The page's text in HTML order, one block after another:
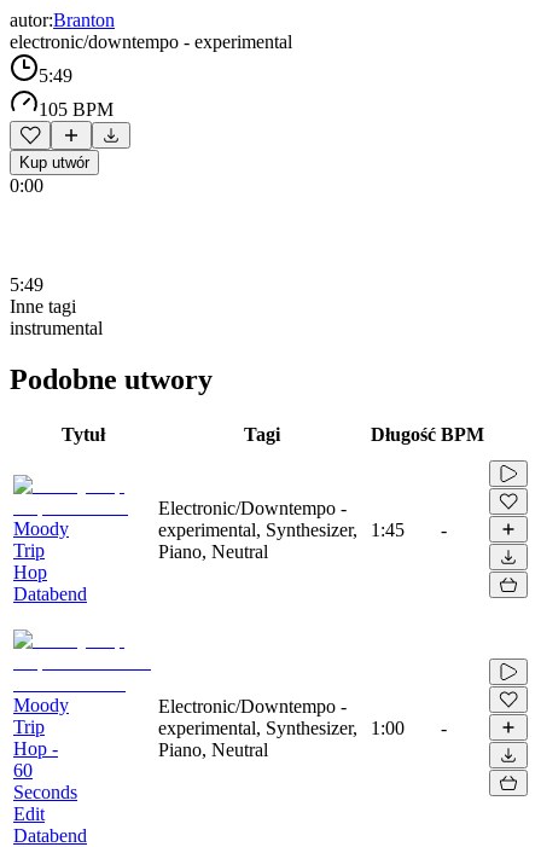
autor:Branton
electronic/downtempo - experimental
5:49
105 BPM
Kup utwór
0:00
5:49
Inne tagi
instrumental
Podobne utwory
Tytuł Tagi Długość BPM
Moody
Trip
Hop
Databend
Electronic/Downtempo -
experimental, Synthesizer,
Piano, Neutral
1:45 -
Moody
Trip
Hop -
60
Seconds
Edit
Databend
Electronic/Downtempo -
experimental, Synthesizer,
Piano, Neutral
1:00 -